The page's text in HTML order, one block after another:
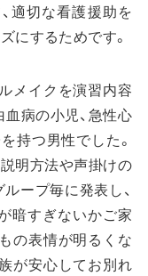
適切な看護援助を
にするためです。
メイクを演習内容
病の小児、急性心
持つ男性でした。
明方法や声掛けの
ープ毎に発表し、
暗すぎないかご家
の表情が明るくな
が安心してお別れ